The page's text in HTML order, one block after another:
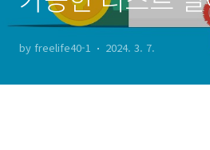
by freelife40-1 2024. 3. 7.